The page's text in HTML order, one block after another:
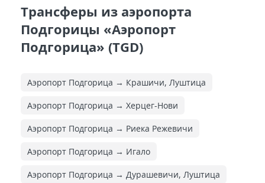
Трансферы из аэропорта
Подгорицы «Аэропорт
Подгорица» (TGD)
Аэропорт Подгорица → Крашичи, Луштица
Аэропорт Подгорица → Херцег-Нови
Аэропорт Подгорица → Риека Режевичи
Аэропорт Подгорица → Игало
Аэропорт Подгорица → Дурашевичи, Луштица